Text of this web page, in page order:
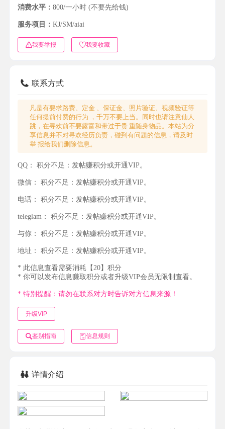
消费水平： 800/一小时 (不要先给钱)
服务项目： KJ/SM/aiai
我要举报 我要收藏
联系方式
凡是有要求路费、定金 、保证金、照片验证、视频验证等
任何提前付费的行为 ，千万不要上当。同时也请注意仙人
跳，在寻欢前不要露富和带过于贵 重随身物品。本站为分
享信息并不对寻欢经历负责，碰到有问题的信息，请及时
举 报给我们删除信息。
QQ： 积分不足：发帖赚积分或开通VIP。
微信： 积分不足：发帖赚积分或开通VIP。
电话： 积分不足：发帖赚积分或开通VIP。
teleglam： 积分不足：发帖赚积分或开通VIP。
与你： 积分不足：发帖赚积分或开通VIP。
地址： 积分不足：发帖赚积分或开通VIP。
* 此信息查看需要消耗【20】积分
* 你可以发布信息赚取积分或者升级VIP会员无限制查看。
* 特别提醒：请勿在联系对方时告诉对方信息来源！
升级VIP
鉴别指南 信息规则
详情介绍